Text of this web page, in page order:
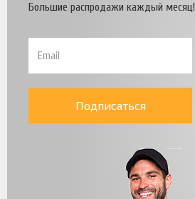
Большие распродажи каждый месяц!
Подписаться